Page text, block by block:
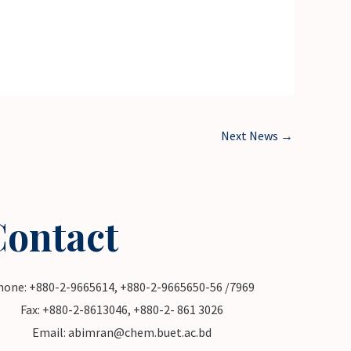
Next News →
+880-2-9665614, +880-2-9665650-56 /7969
Fax: +880-2-8613046, +880-2- 861 3026
Email: abimran@chem.buet.ac.bd